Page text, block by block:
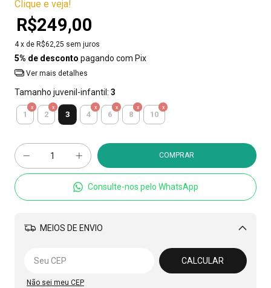
Clique e veja!
R$249,00
4 x de R$62,25 sem juros
5% de desconto pagando com Pix
Ver mais detalhes
Tamanho juvenil-infantil: 3
1 2 3 4 6 8 10
Consulte-nos pelo WhatsApp
MEIOS DE ENVIO
Alterar CEP
CALCULAR
Não sei meu CEP